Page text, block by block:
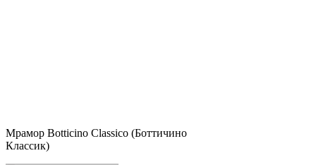
Мрамор Botticino Classico (Боттичино
Классик)